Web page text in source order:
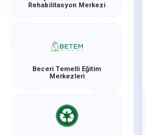
Rehabilitasyon Merkezi
Beceri Temelli Eğitim
Merkezleri